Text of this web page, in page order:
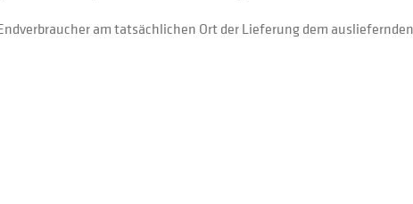
am tatsächlichen Ort der Lieferung dem